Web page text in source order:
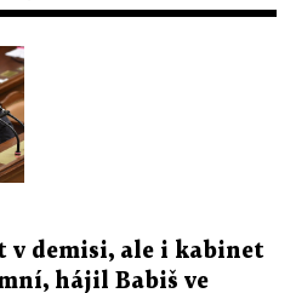
v demisi, ale i kabinet
hájil Babiš ve